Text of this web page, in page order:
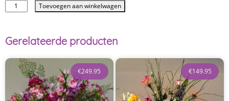
Toevoegen aan winkelwagen
Gerelateerde producten
€249.95 €149.95